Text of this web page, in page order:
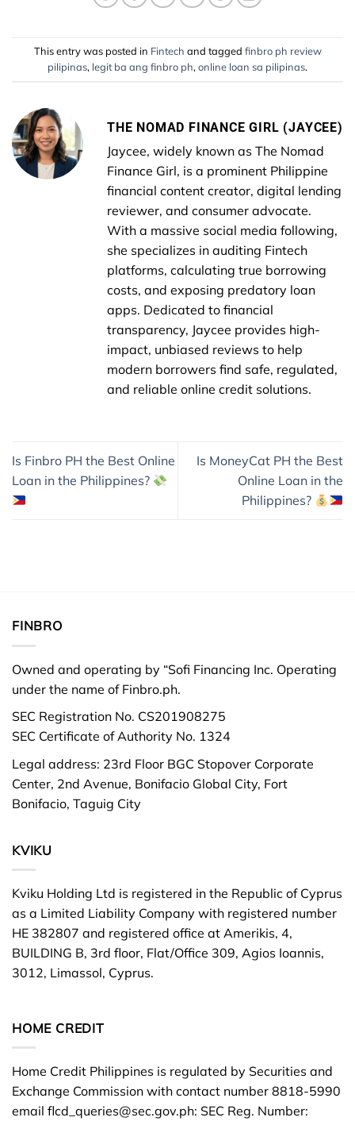
This entry was posted in Fintech and tagged finbro ph review
pilipinas, legit ba ang finbro ph,online loan sa pilipinas.
THE NOMAD FINANCE GIRL (JAYCEE)
Jaycee, widely known as The Nomad
Finance Girl, is a prominent Philippine
financial content creator, digital lending
reviewer, and consumer advocate.
With a massive social media following,
she specializes in auditing Fintech
platforms, calculating true borrowing
costs, and exposing predatory loan
apps. Dedicated to financial
transparency, Jaycee provides high-
impact, unbiased reviews to help
modern borrowers find safe, regulated,
and reliable online credit solutions.
Is Finbro PH the Best Online
Loan in the Philippines?
Is MoneyCat PH the Best
Online Loan in the
Philippines?
FINBRO
Owned and operating by “Sofi Financing Inc. Operating
under the name of Finbro.ph.
SEC Registration No. CS201908275
SEC Certificate of Authority No. 1324
Legal address: 23rd Floor BGC Stopover Corporate
Center, 2nd Avenue, Bonifacio Global City, Fort
Bonifacio, Taguig City
KVIKU
Kviku Holding Ltd is registered in the Republic of Cyprus
as a Limited Liability Company with registered number
HE 382807 and registered office at Amerikis, 4,
BUILDING B, 3rd floor, Flat/Office 309, Agios Ioannis,
3012, Limassol, Cyprus.
HOME CREDIT
Home Credit Philippines is regulated by Securities and
Exchange Commission with contact number 8818-5990
email flcd_queries@sec.gov.ph: SEC Reg. Number: